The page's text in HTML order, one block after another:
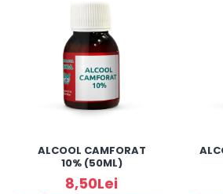
ALCOOL CAMFORAT
10% (50ML)
8,50Lei